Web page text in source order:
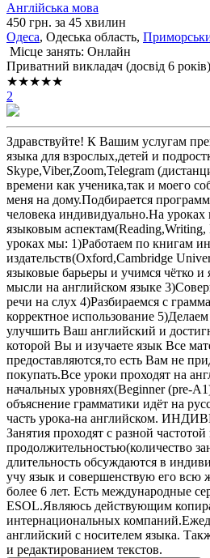
Англійська мова
450 грн. за 45 хвилин
Одеса, Одеська область,
Місце занять: Онлайн
Приватний викладач (досвід 6 років)
★★★★★
2
Здравствуйте! К Вашим услугам
языка для взрослых,детей и
Skype,Viber,Zoom,Telegram
времени как ученика,так и моего
меня на дому.Подбирается
человека индивидуально.На уроках
языковым
уроках мы: 1)Работаем по книгам
издательств(Oxford,Cambridge
языковые барьеры и учимся чётко и
мысли на английском языке
речи на слух 4)Разбираемся с
корректное использование
улучшить Ваш английский и
которой Вы и изучаете язык Все
предоставляются,то есть Вам не
покупать.Все уроки проходят на
начальных уровнях(Beginner (pre-
объяснение грамматики идёт на
часть урока-на английском.
Занятия проходят с разной частотой
продолжительностью(количество
длительность обсуждаются в
учу язык и совершенствую его всю
более 6 лет. Есть международные
ESOL.Являюсь действующим
интернациональных
английский с носителем языка.
и редактированием текстов.